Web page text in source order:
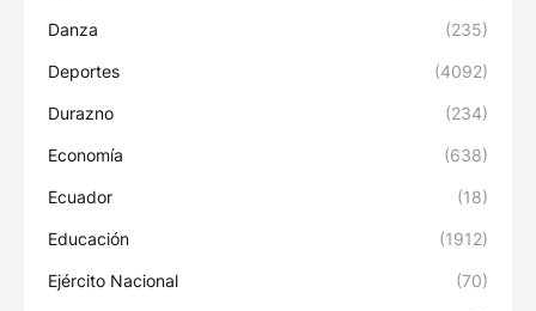
Danza (235)
Deportes (4092)
Durazno (234)
Economía (638)
Ecuador (18)
Educación (1912)
Ejército Nacional (70)